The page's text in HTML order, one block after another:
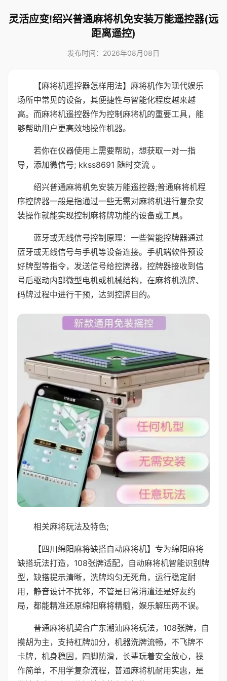
灵活应变!绍兴普通麻将机免安装万能遥控器(远
距离遥控)
发布时间：2026年08月08日
【麻将机遥控器怎样用法】麻将机作为现代娱乐
场所中常见的设备，其便捷性与智能化程度越来越
高。而麻将机遥控器作为控制麻将机的重要工具，能
够帮助用户更高效地操作机器。
若你在仪器使用上需要帮助，想获取一对一指
导，添加微信号; kkss8691 随时交流 。
绍兴普通麻将机免安装万能遥控器;普通麻将机程
序控牌器一般是指通过一些无需对麻将机进行复杂安
装操作就能实现控制麻将牌功能的设备或工具。
蓝牙或无线信号控制原理：一些智能控牌器通过
蓝牙或无线信号与手机等设备连接。手机端软件预设
好牌型等指令，发送信号给控牌器，控牌器接收到信
号后驱动内部微型电机或机械结构，在麻将机洗牌、
码牌过程中进行干预，达到控牌目的。
相关麻将玩法及特色;
【四川绵阳麻将缺搭自动麻将机】专为绵阳麻将
缺搭玩法打造，108张牌适配，自动麻将机智能识别牌
型，缺搭提示清晰，洗牌均匀无死角，运行稳定耐
用，静音设计不扰邻，不管是日常消遣还是好友约
局，都能精准还原绵阳麻将精髓，娱乐解压两不误。
普通麻将机契合广东潮汕麻将玩法，108张牌，自
摸胡为主，支持杠牌加分，机器洗牌流畅，不飞牌不
卡牌，机身稳固，四脚防滑，长辈玩着安全放心，操
作简单，不用学复杂流程，普通麻将机耐用实惠，是